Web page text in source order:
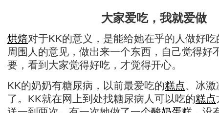
大家爱吃，我就爱做
烘焙对于KK的意义，是能给她在乎的人做好
周围人的意见，做出来一个东西，自己觉得好
要，看到大家觉得好吃，才觉得开心。
KK的奶奶有糖尿病，以前最爱吃的糕点、冰
了。KK就在网上到处找糖尿病人可以吃的糕点